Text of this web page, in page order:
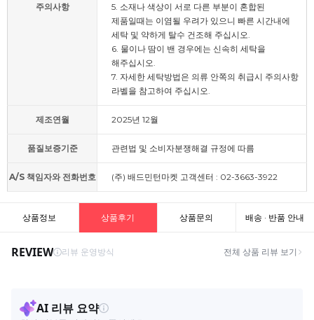
주의사항
5. 소재나 색상이 서로 다른 부분이 혼합된
제품일때는 이염될 우려가 있으니 빠른 시간내에
세탁 및 약하게 탈수 건조해 주십시오.
6. 물이나 땀이 밴 경우에는 신속히 세탁을
해주십시오.
7. 자세한 세탁방법은 의류 안쪽의 취급시 주의사항
라벨을 참고하여 주십시오.
제조연월 2025년 12월
품질보증기준 관련법 및 소비자분쟁해결 규정에 따름
A/S 책임자와 전화번호 (주) 배드민턴마켓 고객센터 : 02-3663-3922
상품정보 상품후기 상품문의 배송 · 반품 안내